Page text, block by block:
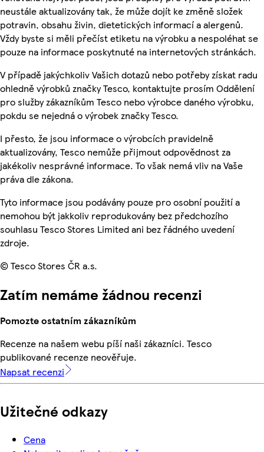
neustále aktualizovány tak, že může dojít ke změně složek
potravin, obsahu živin, dietetických informací a alergenů.
Vždy byste si měli přečíst etiketu na výrobku a nespoléhat se
pouze na informace poskytnuté na internetových stránkách.
V případě jakýchkoliv Vašich dotazů nebo potřeby získat radu
ohledně výrobků značky Tesco, kontaktujte prosím Oddělení
pro služby zákazníkům Tesco nebo výrobce daného výrobku,
pokdu se nejedná o výrobek značky Tesco.
I přesto, že jsou informace o výrobcích pravidelně
aktualizovány, Tesco nemůže přijmout odpovědnost za
jakékoliv nesprávné informace. To však nemá vliv na Vaše
práva dle zákona.
Tyto informace jsou podávány pouze pro osobní použití a
nemohou být jakkoliv reprodukovány bez předchozího
souhlasu Tesco Stores Limited ani bez řádného uvedení
zdroje.
© Tesco Stores ČR a.s.
Zatím nemáme žádnou recenzi
Pomozte ostatním zákazníkům
Recenze na našem webu píší naši zákazníci. Tesco
publikované recenze neověřuje.
Napsat recenzi
Užitečné odkazy
Cena